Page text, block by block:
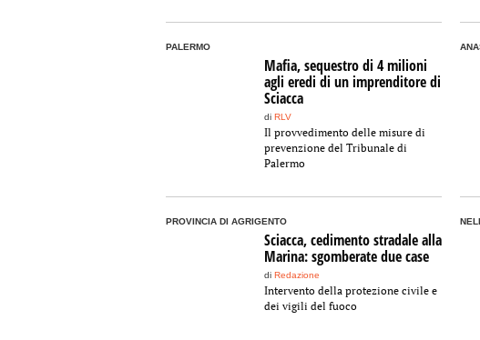
PALERMO
Mafia, sequestro di 4 milioni
agli eredi di un imprenditore di
Sciacca
di RLV
Il provvedimento delle misure di
prevenzione del Tribunale di
Palermo
PROVINCIA DI AGRIGENTO
Sciacca, cedimento stradale alla
Marina: sgomberate due case
di Redazione
Intervento della protezione civile e
dei vigili del fuoco